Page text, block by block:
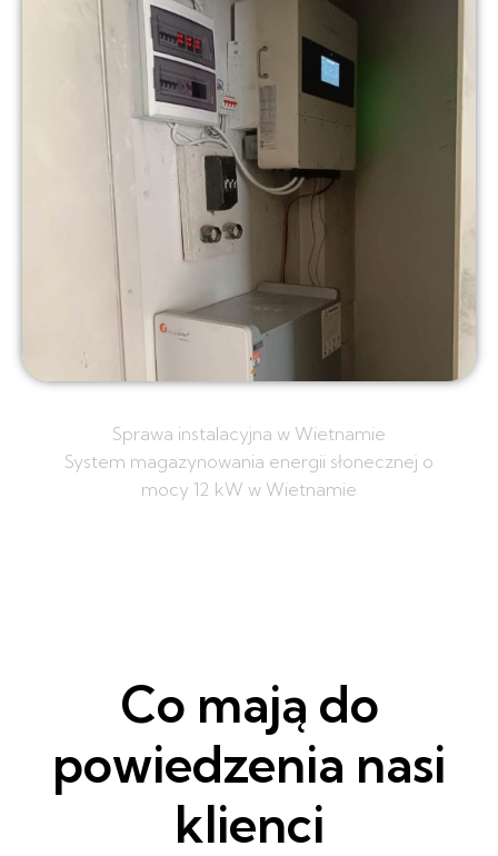
Sprawa instalacyjna w Wietnamie
System magazynowania energii słonecznej o
mocy 12 kW w Wietnamie
Co mają do
powiedzenia nasi
klienci